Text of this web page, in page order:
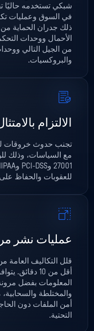
شبكي تستخدمه حاليًا
الأحمال ووحدات
والبروكسيات.
الالتزام
تجنب حدوث خروقات
للعقوبات والحفاظ على
عمليات نشر
أقل من 10
المعلومات بفضل
والمختلطة
أمن الملفات دون
التحتية.